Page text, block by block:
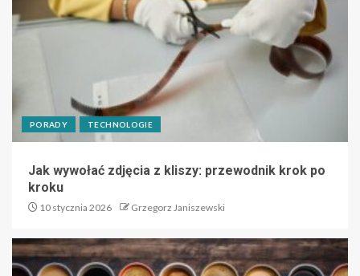
PORADY TECHNOLOGIE
Jak wywołać zdjęcia z kliszy: przewodnik krok po
kroku
10 stycznia 2026 Grzegorz Janiszewski